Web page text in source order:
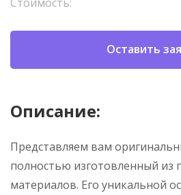
Оставить
Описание:
Представляем вам
полностью изготовленный из
материалов. Его уникальной